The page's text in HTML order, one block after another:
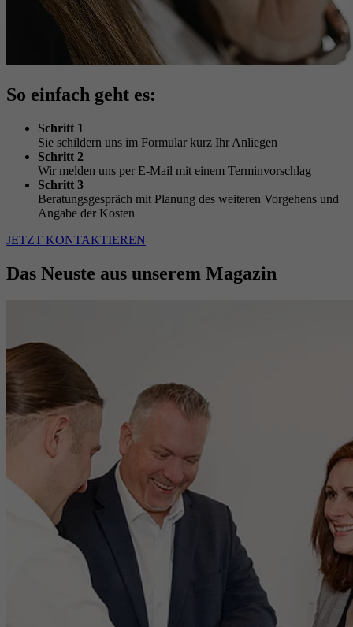
So einfach geht es:
Schritt 1
Sie schildern uns im Formular kurz Ihr Anliegen
Schritt 2
Wir melden uns per E-Mail mit einem Terminvorschlag
Schritt 3
Beratungsgespräch mit Planung des weiteren Vorgehens und
Angabe der Kosten
JETZT KONTAKTIEREN
Das Neuste aus unserem Magazin